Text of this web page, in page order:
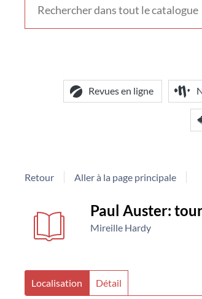
voir
Revues en ligne
Retour Aller à la page principale
Détail
document
Paul Auster:
Mireille Hardy
Localisation Détail